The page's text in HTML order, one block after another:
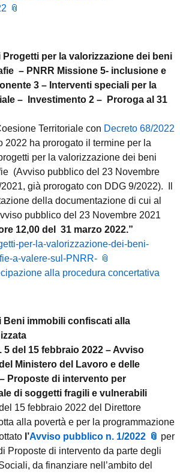
Progetti per la valorizzazione dei beni
– PNRR Missione 5- inclusione e
3 – Interventi speciali per la
– Investimento 2 – Proroga al 31
Territoriale con Decreto 68/2022
2022 ha prorogato il termine per la
per la valorizzazione dei beni
(Avviso pubblico del 23 Novembre
già prorogato con DDG 9/2022). Il
della documentazione di cui al
pubblico del 23 Novembre 2021
12,00 del 31 marzo 2022.”
per-la-valorizzazione-dei-beni-
a-valere-sul-PNRR-
alla procedura concertativa
Beni immobili confiscati alla
5 del 15 febbraio 2022 – Avviso
Ministero del Lavoro e delle
Proposte di intervento per
di soggetti fragili e vulnerabili
15 febbraio 2022 del Direttore
alla povertà e per la programmazione
l’Avviso pubblico n. 1/2022
per
Proposte di intervento da parte degli
da finanziare nell’ambito del